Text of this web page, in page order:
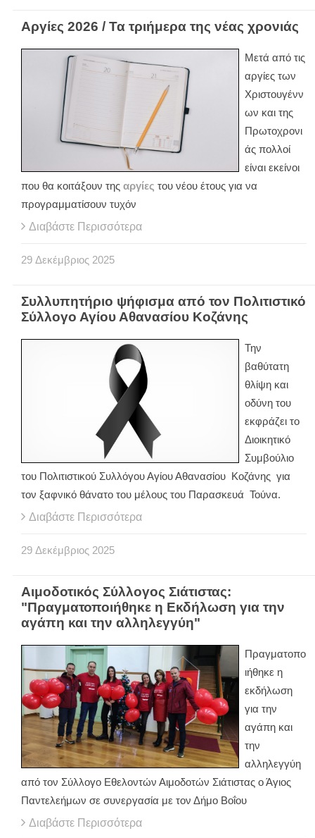
Αργίες 2026 / Τα τριήμερα της νέας χρονιάς
Μετά από τις
αργίες των
Χριστουγένν
ων και της
Πρωτοχρονι
άς πολλοί
είναι εκείνοι
που θα κοιτάξουν της αργίες του νέου έτους για να
προγραμματίσουν τυχόν
Διαβάστε Περισσότερα
29 Δεκέμβριος 2025
Συλλυπητήριο ψήφισμα από τον Πολιτιστικό
Σύλλογο Αγίου Αθανασίου Κοζάνης
Την
βαθύτατη
θλίψη και
οδύνη του
εκφράζει το
Διοικητικό
Συμβούλιο
του Πολιτιστικού Συλλόγου Αγίου Αθανασίου Κοζάνης για
τον ξαφνικό θάνατο του μέλους του Παρασκευά Τούνα.
Διαβάστε Περισσότερα
29 Δεκέμβριος 2025
Αιμοδοτικός Σύλλογος Σιάτιστας:
"Πραγματοποιήθηκε η Εκδήλωση για την
αγάπη και την αλληλεγγύη"
Πραγματοπο
ιήθηκε η
εκδήλωση
για την
αγάπη και
την
αλληλεγγύη
από τον Σύλλογο Εθελοντών Αιμοδοτών Σιάτιστας ο Άγιος
Παντελεήμων σε συνεργασία με τον Δήμο Βοΐου
Διαβάστε Περισσότερα